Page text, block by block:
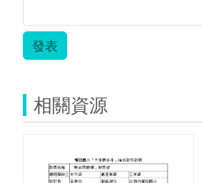
發表
相關資源